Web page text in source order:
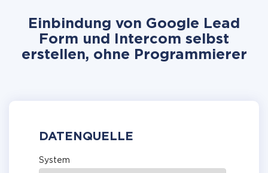
Einbindung von Google Lead
Form und Intercom selbst
erstellen, ohne Programmierer
DATENQUELLE
System